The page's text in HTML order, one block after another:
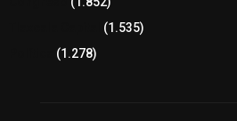
(1.535)
(1.278)